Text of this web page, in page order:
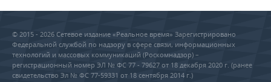
© 2015 - 2026 Сетевое издание «Реальное время» Зарегистрировано
Федеральной службой по надзору в сфере связи, информационных
технологий и массовых коммуникаций (Роскомнадзор) –
регистрационный номер ЭЛ № ФС 77 - 79627 от 18 декабря 2020 г. (ранее
свидетельство Эл № ФС 77-59331 от 18 сентября 2014 г.)